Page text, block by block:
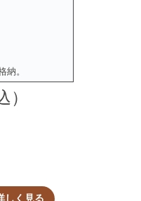
納。
しく見る